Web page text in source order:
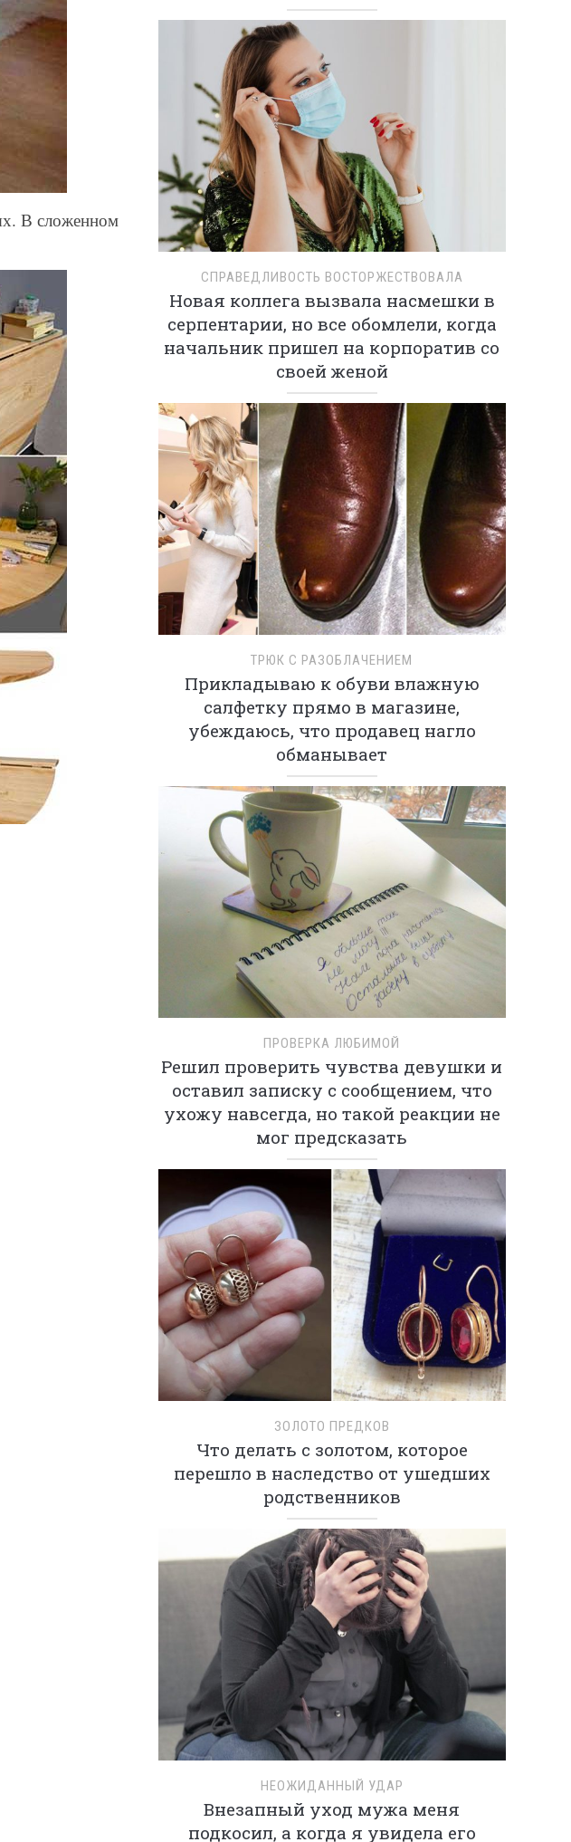
В сложенном
СПРАВЕДЛИВОСТЬ ВОСТОРЖЕСТВОВАЛА
Новая коллега вызвала насмешки в
серпентарии, но все обомлели, когда
начальник пришел на корпоратив со
своей женой
ТРЮК С РАЗОБЛАЧЕНИЕМ
Прикладываю к обуви влажную
салфетку прямо в магазине,
убеждаюсь, что продавец нагло
обманывает
ПРОВЕРКА ЛЮБИМОЙ
Решил проверить чувства девушки и
оставил записку с сообщением, что
ухожу навсегда, но такой реакции не
мог предсказать
ЗОЛОТО ПРЕДКОВ
Что делать с золотом, которое
перешло в наследство от ушедших
родственников
НЕОЖИДАННЫЙ УДАР
Внезапный уход мужа меня
подкосил, а когда я увидела его